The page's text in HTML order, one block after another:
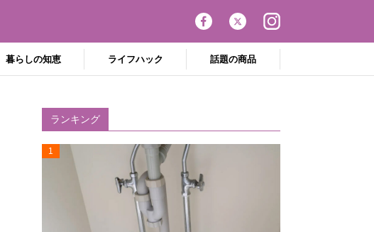
暮らしの知恵 ライフハック 話題の商品
ランキング
1